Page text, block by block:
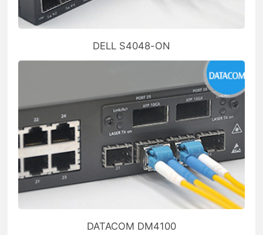
DELL S4048-ON
DATACOM DM4100